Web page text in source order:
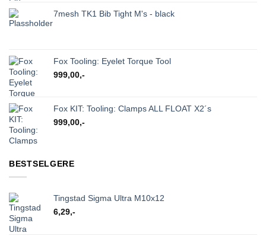
7mesh TK1 Bib Tight M's - black
Fox Tooling: Eyelet Torque Tool
999,00,-
Fox KIT: Tooling: Clamps ALL FLOAT X2´s
999,00,-
BESTSELGERE
Tingstad Sigma Ultra M10x12
6,29,-